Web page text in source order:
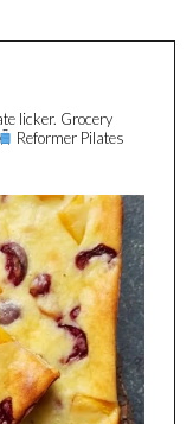
licker. Grocery
Reformer Pilates